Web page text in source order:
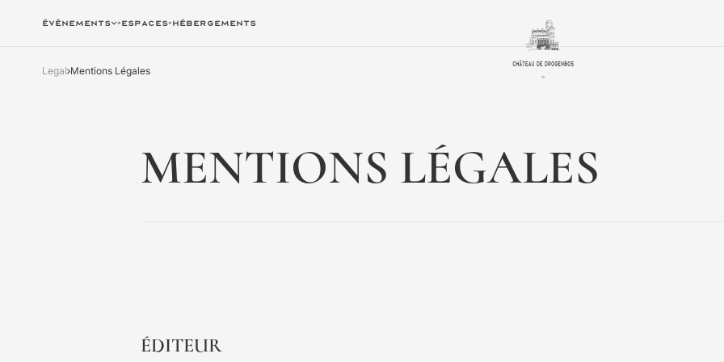
Événements Espaces Hébergements
Legal Mentions Légales
MENTIONS LÉGALES
ÉDITEUR